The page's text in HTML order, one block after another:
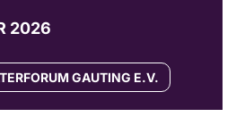
2026
GAUTING E.V.